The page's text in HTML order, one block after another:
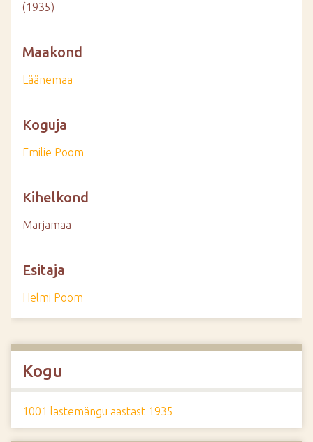
(1935)
Maakond
Läänemaa
Koguja
Emilie Poom
Kihelkond
Märjamaa
Esitaja
Helmi Poom
Kogu
1001 lastemängu aastast 1935